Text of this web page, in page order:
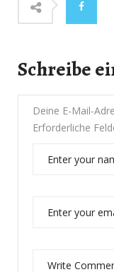
Schreibe
Deine E-Mail-
Erforderliche